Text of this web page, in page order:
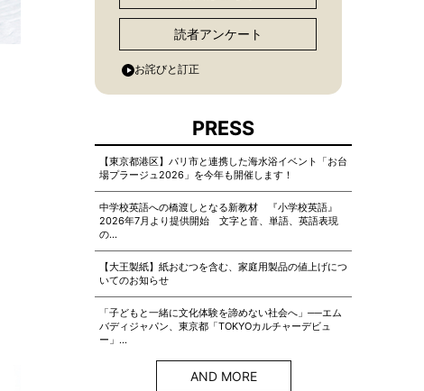
読者アンケート
お詫びと訂正
PRESS
【東京都港区】パリ市と連携した海水浴イベント「お台
場プラージュ2026」を今年も開催します！
中学校英語への橋渡しとなる新教材 『小学校英語』
2026年7月より提供開始 文字と音、単語、英語表現
の…
【大王製紙】紙おむつを含む、家庭用製品の値上げにつ
いてのお知らせ
「子どもと一緒に文化体験を諦めない社会へ」──エム
バディジャパン、東京都「TOKYOカルチャーデビュ
ー」…
AND MORE